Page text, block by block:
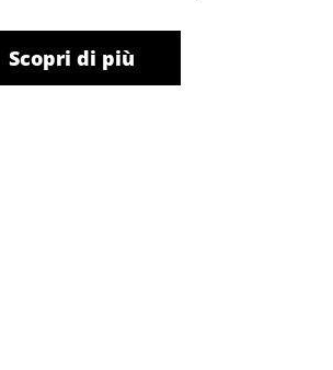
Scopri di più